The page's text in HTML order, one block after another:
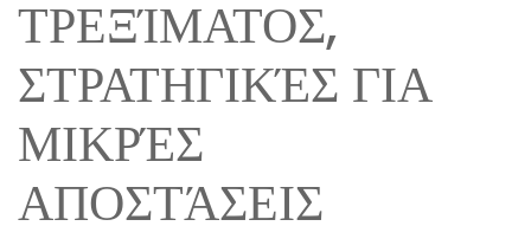
ΤΡΕΞΊΜΑΤΟΣ,
ΣΤΡΑΤΗΓΙΚΈΣ ΓΙΑ
ΜΙΚΡΈΣ
ΑΠΟΣΤΆΣΕΙΣ